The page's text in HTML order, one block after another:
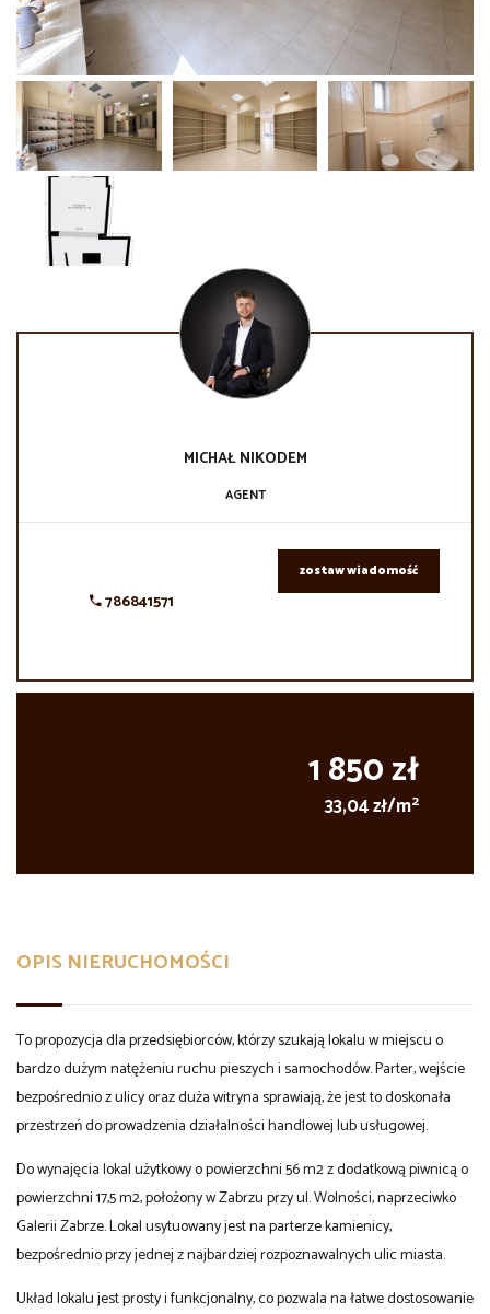
MICHAŁNIKODEM
AGENT
786841571
zostaw wiadomość
1 850 zł
33,04 zł/m2
OPIS NIERUCHOMOŚCI
To propozycja dla przedsiębiorców, którzy szukają lokalu w miejscu o
bardzo dużym natężeniu ruchu pieszych i samochodów. Parter, wejście
bezpośrednio z ulicy oraz duża witryna sprawiają, że jest to doskonała
przestrzeń do prowadzenia działalności handlowej lub usługowej.
Do wynajęcia lokal użytkowy o powierzchni 56 m2 z dodatkową piwnicą o
powierzchni 17,5 m2, położony w Zabrzu przy ul. Wolności, naprzeciwko
Galerii Zabrze. Lokal usytuowany jest na parterze kamienicy,
bezpośrednio przy jednej z najbardziej rozpoznawalnych ulic miasta.
Układ lokalu jest prosty i funkcjonalny, co pozwala na łatwe dostosowanie